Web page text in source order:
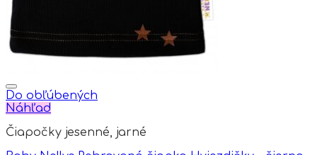
Do obľúbených
Náhľad
Čiapočky jesenné, jarné